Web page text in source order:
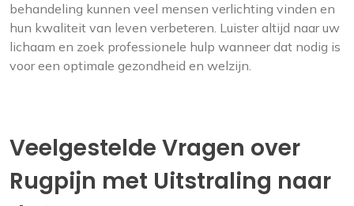
behandeling kunnen veel mensen verlichting vinden en
hun kwaliteit van leven verbeteren. Luister altijd naar uw
lichaam en zoek professionele hulp wanneer dat nodig is
voor een optimale gezondheid en welzijn.
Veelgestelde Vragen over
Rugpijn met Uitstraling naar